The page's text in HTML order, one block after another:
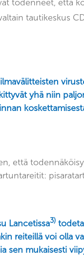
todenneet, että
tautikeskus
yhä niin
että
Lancetissa3)
reiteillä voi olla
sen mukaisesti